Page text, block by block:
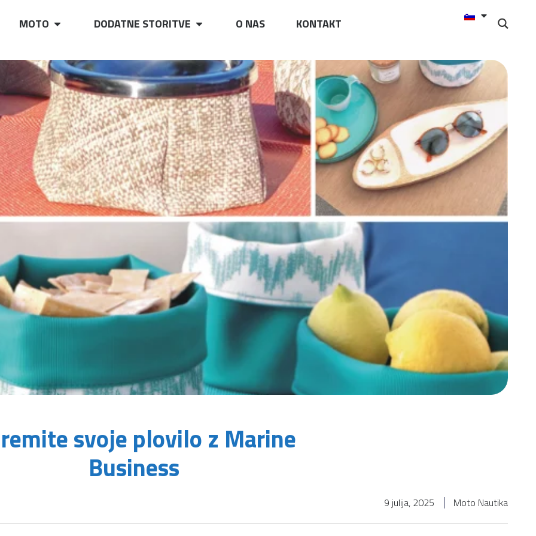
MOTO DODATNE STORITVE O NAS KONTAKT
svoje plovilo z Marine
Business
9 julija, 2025 Moto Nautika